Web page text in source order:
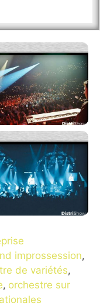
improssession,
de variétés,
, orchestre sur